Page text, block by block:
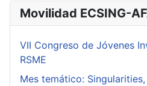
Movilidad ECSING-
VII Congreso de Jóvenes
RSME
Mes temático: